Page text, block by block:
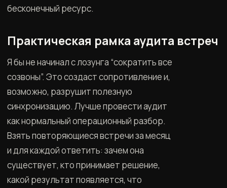
бесконечный ресурс.
Практическая рамка аудита встреч
Я бы не начинал с лозунга “сократить все
созвоны”. Это создаст сопротивление и,
возможно, разрушит полезную
синхронизацию. Лучше провести аудит
как нормальный операционный разбор.
Взять повторяющиеся встречи за месяц
и для каждой ответить: зачем она
существует, кто принимает решение,
какой результат появляется, что